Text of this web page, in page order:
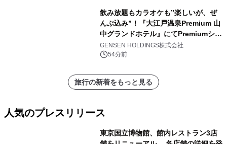
飲み放題もカラオケも”楽しいが、ぜ
んぶ込み”！『大江戸温泉Premium 山
中グランドホテル』にてPremiumシリ
ーズ初のオールインクルーシブ導入
GENSEN HOLDINGS株式会社
54分前
旅行の新着をもっと見る
人気のプレスリリース
東京国立博物館、館内レストラン3店